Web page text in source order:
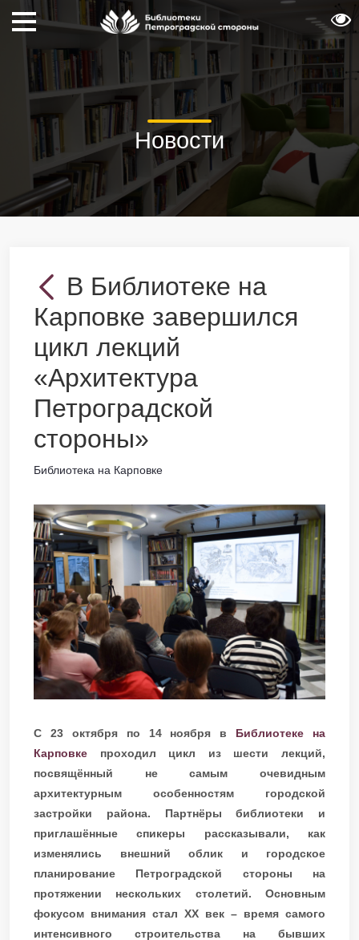
Новости
В Библиотеке на
Карповке завершился
цикл лекций
«Архитектура
Петроградской
стороны»
Библиотека на Карповке
С 23 октября по 14 ноября в Библиотеке на
Карповке проходил цикл из шести лекций,
посвящённый не самым очевидным
архитектурным особенностям городской
застройки района. Партнёры библиотеки и
приглашённые спикеры рассказывали, как
изменялись внешний облик и городское
планирование Петроградской стороны на
протяжении нескольких столетий. Основным
фокусом внимания стал XX век – время самого
интенсивного строительства на бывших